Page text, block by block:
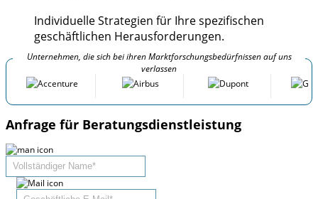
Individuelle Strategien für Ihre spezifischen
geschäftlichen Herausforderungen.
Unternehmen, die sich bei ihren Marktforschungsbedürfnissen auf uns
verlassen
Anfrage für Beratungsdienstleistung